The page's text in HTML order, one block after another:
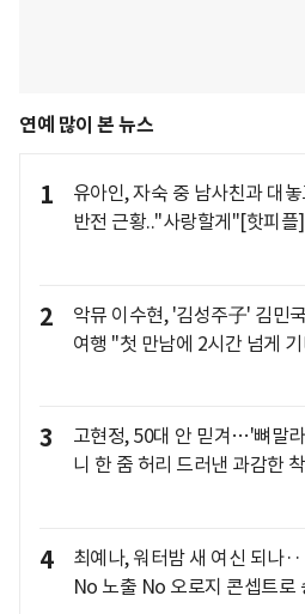
연예 많이 본 뉴스
1
유아인, 자숙 중 남사친과 대
반전 근황.."사랑할게"[핫피플]
2
악뮤 이수현, '김성주子' 김민
여행 "첫 만남에 2시간 넘게
3
고현정, 50대 안 믿겨…'뼈말
니 한 줌 허리 드러낸 과감한
4
최예나, 워터밤 새 여신 되나
No 노출 No 오로지 콘셉트로